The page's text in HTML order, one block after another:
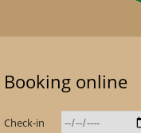
Booking online
Check-in